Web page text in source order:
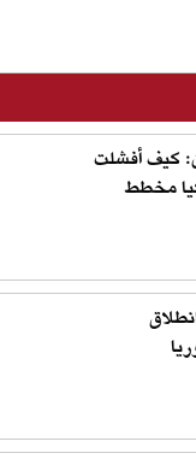
كيف أفشلت
مخطط